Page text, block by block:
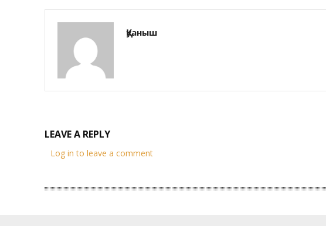
Қуаныш
LEAVE A REPLY
Log in to leave a comment